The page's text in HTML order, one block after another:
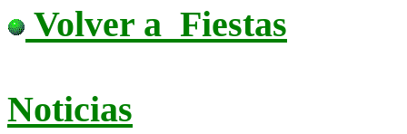
Volver a Fiestas
Noticias